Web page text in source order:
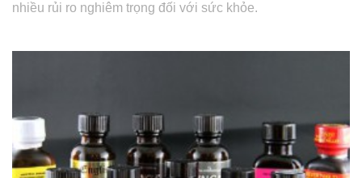
nhiều rủi ro nghiêm trọng đối với sức khỏe.